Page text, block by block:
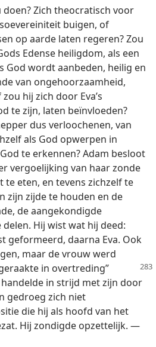
Zich theocratisch voor
buigen, of
op aarde laten regeren? Zou
Edense heiligdom, als een
God wordt aanbeden, heilig en
van ongehoorzaamheid,
hij zich door Eva’s
te zijn, laten beïnvloeden?
dus verloochenen, van
als God opwerpen in
te erkennen? Adam besloot
vergoelijking van haar zonde
te eten, en tevens zichzelf te
zijn zijde te houden en de
de aangekondigde
Hij wist wat hij deed:
geformeerd, daarna Eva. Ook
maar de vrouw werd
in overtreding”
handelde in strijd met zijn door
gedroeg zich niet
die hij als hoofd van het
Hij zondigde opzettelijk. —